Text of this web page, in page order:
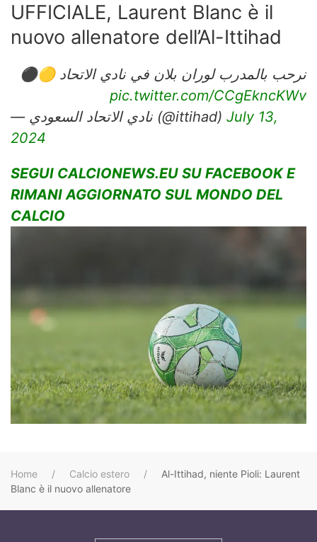
UFFICIALE, Laurent Blanc è il
nuovo allenatore dell’Al-Ittihad
نرحب بالمدرب لوران بلان في نادي الاتحاد 🟡⚫️
pic.twitter.com/CCgEkncKWv
— نادي الاتحاد السعودي (@ittihad) July 13,
2024
SEGUI CALCIONEWS.EU SU FACEBOOK E
RIMANI AGGIORNATO SUL MONDO DEL
CALCIO
Home Calcio estero
Al-Ittihad, niente Pioli: Laurent
Blanc è il nuovo allenatore